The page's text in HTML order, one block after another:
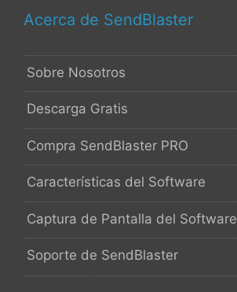
Acerca de SendBlaster
Sobre Nosotros
Descarga Gratis
Compra SendBlaster PRO
Características del Software
Captura de Pantalla del Software
Soporte de SendBlaster